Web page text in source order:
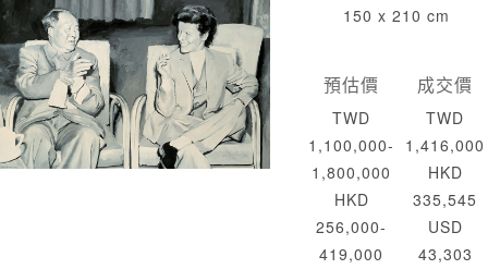
150 x 210 cm
預估價
TWD
1,100,000-
1,800,000
HKD
256,000-
419,000
成交價
TWD
1,416,000
HKD
335,545
USD
43,303